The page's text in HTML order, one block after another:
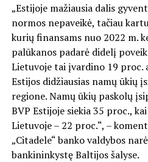
„Estijoje mažiausia dalis
normos nepaveikė, tačiau
kurių finansams nuo 2022 m.
palūkanos padarė didelį
Lietuvoje tai įvardino 19 proc.
Estijos didžiausias namų ūkių
regione. Namų ūkių paskolų
BVP Estijoje siekia 35 proc.,
Lietuvoje – 22 proc.“, –
„Citadele“ banko valdybos
bankininkystę Baltijos šalyse.